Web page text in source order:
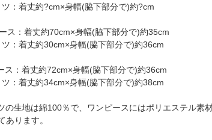
?cm×身幅(脇下部分で)約?cm
丈約70cm×身幅(脇下部分で)約35cm
30cm×身幅(脇下部分で)約36cm
丈約72cm×身幅(脇下部分で)約36cm
34cm×身幅(脇下部分で)約38cm
の生地は綿100％で、ワンピースにはポリエステル素
あります。